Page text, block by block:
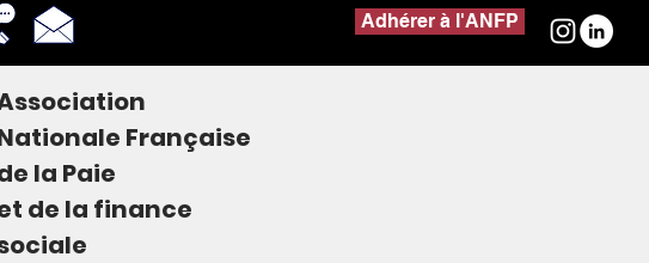
Adhérer à l'ANFP
Française
la Paie
de la finance